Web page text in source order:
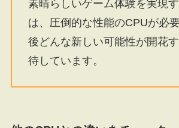
素晴らしいゲーム体験を実現
は、圧倒的な性能のCPUが必
後どんな新しい可能性が開花
待しています。